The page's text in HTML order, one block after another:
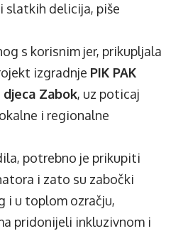
slatkih delicija, piše
s korisnim jer, prikupljala
izgradnje PIK PAK
djeca Zabok, uz poticaj
i regionalne
potrebno je prikupiti
i zato su zabočki
i u toplom ozračju,
pridonijeli inkluzivnom i